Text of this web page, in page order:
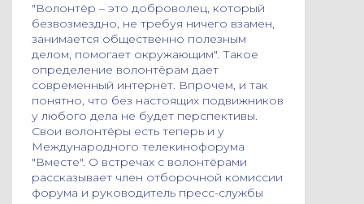
"Волонтёр – это доброволец, который
безвозмездно, не требуя ничего взамен,
занимается общественно полезным
делом, помогает окружающим". Такое
определение волонтёрам дает
современный интернет. Впрочем, и так
понятно, что без настоящих подвижников
у любого дела не будет перспективы.
Свои волонтёры есть теперь и у
Международного телекинофорума
"Вместе". О встречах с волонтёрами
рассказывает член отборочной комиссии
форума и руководитель пресс-службы